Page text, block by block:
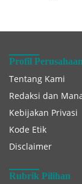
Profil Perusahaan
Tentang Kami
Redaksi dan
Kebijakan Privasi
Kode Etik
Disclaimer
Rubrik Pilihan